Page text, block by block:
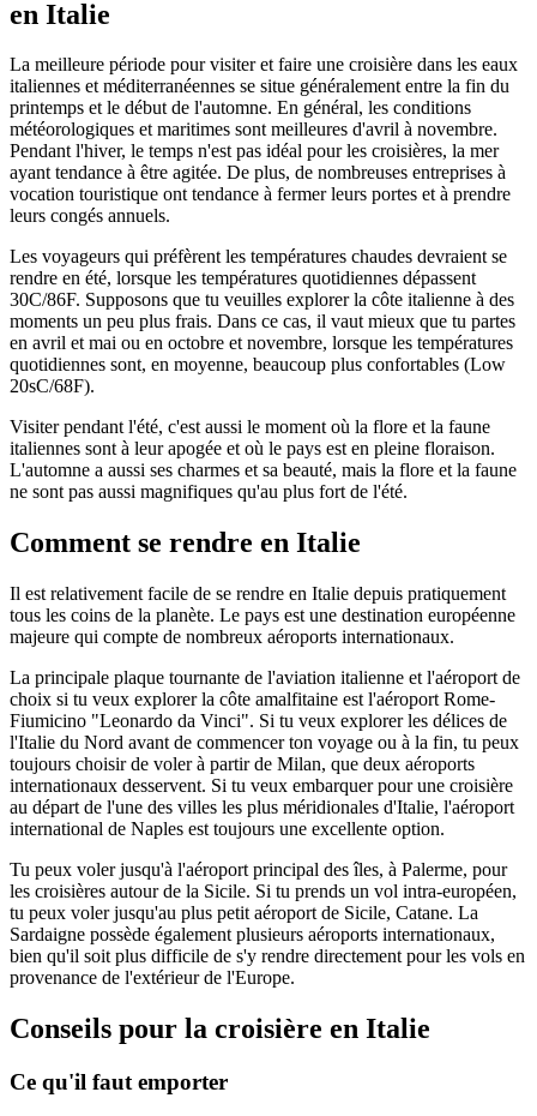
en Italie
La meilleure période pour visiter et faire une croisière dans les eaux
italiennes et méditerranéennes se situe généralement entre la fin du
printemps et le début de l'automne. En général, les conditions
météorologiques et maritimes sont meilleures d'avril à novembre.
Pendant l'hiver, le temps n'est pas idéal pour les croisières, la mer
ayant tendance à être agitée. De plus, de nombreuses entreprises à
vocation touristique ont tendance à fermer leurs portes et à prendre
leurs congés annuels.
Les voyageurs qui préfèrent les températures chaudes devraient se
rendre en été, lorsque les températures quotidiennes dépassent
30C/86F. Supposons que tu veuilles explorer la côte italienne à des
moments un peu plus frais. Dans ce cas, il vaut mieux que tu partes
en avril et mai ou en octobre et novembre, lorsque les températures
quotidiennes sont, en moyenne, beaucoup plus confortables (Low
20sC/68F).
Visiter pendant l'été, c'est aussi le moment où la flore et la faune
italiennes sont à leur apogée et où le pays est en pleine floraison.
L'automne a aussi ses charmes et sa beauté, mais la flore et la faune
ne sont pas aussi magnifiques qu'au plus fort de l'été.
Comment se rendre en Italie
Il est relativement facile de se rendre en Italie depuis pratiquement
tous les coins de la planète. Le pays est une destination européenne
majeure qui compte de nombreux aéroports internationaux.
La principale plaque tournante de l'aviation italienne et l'aéroport de
choix si tu veux explorer la côte amalfitaine est l'aéroport Rome-
Fiumicino "Leonardo da Vinci". Si tu veux explorer les délices de
l'Italie du Nord avant de commencer ton voyage ou à la fin, tu peux
toujours choisir de voler à partir de Milan, que deux aéroports
internationaux desservent. Si tu veux embarquer pour une croisière
au départ de l'une des villes les plus méridionales d'Italie, l'aéroport
international de Naples est toujours une excellente option.
Tu peux voler jusqu'à l'aéroport principal des îles, à Palerme, pour
les croisières autour de la Sicile. Si tu prends un vol intra-européen,
tu peux voler jusqu'au plus petit aéroport de Sicile, Catane. La
Sardaigne possède également plusieurs aéroports internationaux,
bien qu'il soit plus difficile de s'y rendre directement pour les vols en
provenance de l'extérieur de l'Europe.
Conseils pour la croisière en Italie
Ce qu'il faut emporter